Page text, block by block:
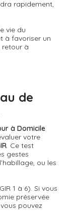
rapidement,
vie du
à favoriser un
retour à
à Domicile
votre
. Ce test
gestes
ou les
1 à 6). Si vous
préservée
pouvez
de